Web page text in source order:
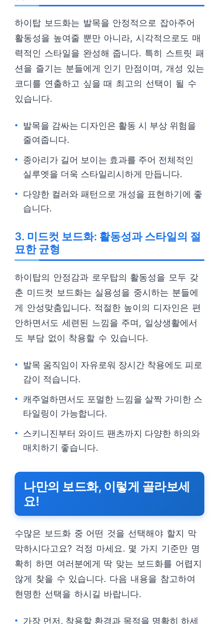
하이탑 보드화는 발목을 안정적으로 잡아주어
활동성을 높여줄 뿐만 아니라, 시각적으로도 매
력적인 스타일을 완성해 줍니다. 특히 스트릿 패
션을 즐기는 분들에게 인기 만점이며, 개성 있는
코디를 연출하고 싶을 때 최고의 선택이 될 수
있습니다.
발목을 감싸는 디자인은 활동 시 부상 위험을
줄여줍니다.
종아리가 길어 보이는 효과를 주어 전체적인
실루엣을 더욱 스타일리시하게 만듭니다.
다양한 컬러와 패턴으로 개성을 표현하기에 좋
습니다.
3. 미드컷 보드화: 활동성과 스타일의 절
묘한 균형
하이탑의 안정감과 로우탑의 활동성을 모두 갖
춘 미드컷 보드화는 실용성을 중시하는 분들에
게 안성맞춤입니다. 적절한 높이의 디자인은 편
안하면서도 세련된 느낌을 주며, 일상생활에서
도 부담 없이 착용할 수 있습니다.
발목 움직임이 자유로워 장시간 착용에도 피로
감이 적습니다.
캐주얼하면서도 포멀한 느낌을 살짝 가미한 스
타일링이 가능합니다.
스키니진부터 와이드 팬츠까지 다양한 하의와
매치하기 좋습니다.
나만의 보드화, 이렇게 골라보세
요!
수많은 보드화 중 어떤 것을 선택해야 할지 막
막하시다고요? 걱정 마세요. 몇 가지 기준만 명
확히 하면 여러분에게 딱 맞는 보드화를 어렵지
않게 찾을 수 있습니다. 다음 내용을 참고하여
현명한 선택을 하시길 바랍니다.
가장 먼저, 착용할 환경과 목적을 명확히 하세